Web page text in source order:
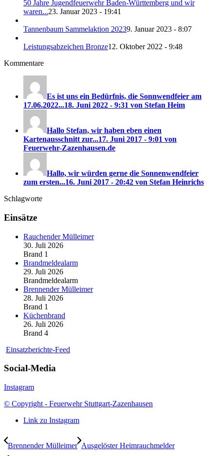
50 Jahre Jugendfeuerwehr Baden-Württemberg und wir
waren...23. Januar 2023 - 19:41
Tannenbaum Sammelaktion 20239. Januar 2023 - 8:07
Leistungsabzeichen Bronze12. Oktober 2022 - 9:48
Kommentare
Es ist uns ein Bedürfnis, die Sonnwendfeier am
17.06.2022...18. Juni 2022 - 9:31 von Stefan Heim
Hallo Stefan, wir haben eben einen
Kartenausschnitt zur...17. Juni 2017 - 9:01 von
Feuerwehr-Zazenhausen.de
Hallo, wir würden gerne die Sonnenwendfeier
zum ersten...16. Juni 2017 - 20:42 von Stefan Heinrichs
Schlagworte
Einsätze
Rauchender Mülleimer
30. Juli 2026
Brand 1
Brandmeldealarm
29. Juli 2026
Brandmeldealarm
Brennender Mülleimer
28. Juli 2026
Brand 1
Küchenbrand
26. Juli 2026
Brand 4
Einsatzberichte-Feed
Social-Media
Instagram
© Copyright - Feuerwehr Stuttgart-Zazenhausen
Link zu Instagram
Brennender Mülleimer Ausgelöster Heimrauchmelder